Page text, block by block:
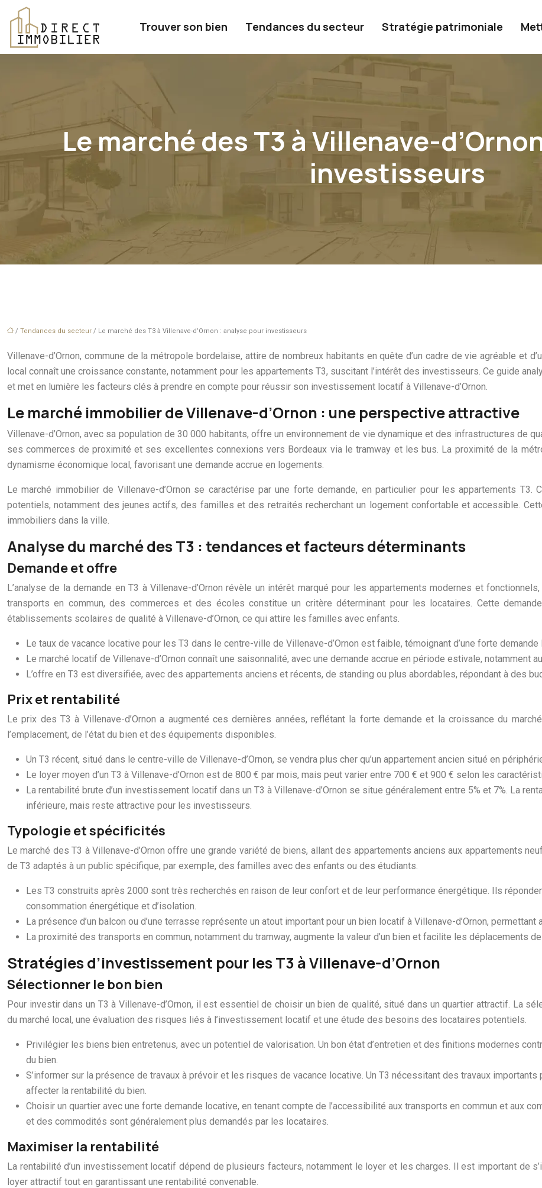
Trouver son bien Tendances du secteur Stratégie patrimoniale
Le marché des T3 à Villenave-
investisseurs
/ Tendances du secteur / Le marché des T3 à Villenave-d’Ornon : analyse pour investisseurs
Villenave-d’Ornon, commune de la métropole bordelaise, attire de nombreux habitants en quête d’un cadre de vie agréable et
local connaît une croissance constante, notamment pour les appartements T3, suscitant l’intérêt des investisseurs. Ce guide
et met en lumière les facteurs clés à prendre en compte pour réussir son investissement locatif à Villenave-d’Ornon.
Le marché immobilier de Villenave-d’Ornon : une perspective attractive
Villenave-d’Ornon, avec sa population de 30 000 habitants, offre un environnement de vie dynamique et des infrastructures de
ses commerces de proximité et ses excellentes connexions vers Bordeaux via le tramway et les bus. La proximité de la
dynamisme économique local, favorisant une demande accrue en logements.
Le marché immobilier de Villenave-d’Ornon se caractérise par une forte demande, en particulier pour les appartements
potentiels, notamment des jeunes actifs, des familles et des retraités recherchant un logement confortable et accessible.
immobiliers dans la ville.
Analyse du marché des T3 : tendances et facteurs déterminants
Demande et offre
L’analyse de la demande en T3 à Villenave-d’Ornon révèle un intérêt marqué pour les appartements modernes et
transports en commun, des commerces et des écoles constitue un critère déterminant pour les locataires. Cette
établissements scolaires de qualité à Villenave-d’Ornon, ce qui attire les familles avec enfants.
Le taux de vacance locative pour les T3 dans le centre-ville de Villenave-d’Ornon est faible, témoignant d’une forte demande
Le marché locatif de Villenave-d’Ornon connaît une saisonnalité, avec une demande accrue en période estivale, notamment
L’offre en T3 est diversifiée, avec des appartements anciens et récents, de standing ou plus abordables, répondant à des
Prix et rentabilité
Le prix des T3 à Villenave-d’Ornon a augmenté ces dernières années, reflétant la forte demande et la croissance du
l’emplacement, de l’état du bien et des équipements disponibles.
Un T3 récent, situé dans le centre-ville de Villenave-d’Ornon, se vendra plus cher qu’un appartement ancien situé en
Le loyer moyen d’un T3 à Villenave-d’Ornon est de 800 € par mois, mais peut varier entre 700 € et 900 € selon les
La rentabilité brute d’un investissement locatif dans un T3 à Villenave-d’Ornon se situe généralement entre 5% et 7%. La
inférieure, mais reste attractive pour les investisseurs.
Typologie et spécificités
Le marché des T3 à Villenave-d’Ornon offre une grande variété de biens, allant des appartements anciens aux appartements
de T3 adaptés à un public spécifique, par exemple, des familles avec des enfants ou des étudiants.
Les T3 construits après 2000 sont très recherchés en raison de leur confort et de leur performance énergétique. Ils
consommation énergétique et d’isolation.
La présence d’un balcon ou d’une terrasse représente un atout important pour un bien locatif à Villenave-d’Ornon,
La proximité des transports en commun, notamment du tramway, augmente la valeur d’un bien et facilite les déplacements
Stratégies d’investissement pour les T3 à Villenave-d’Ornon
Sélectionner le bon bien
Pour investir dans un T3 à Villenave-d’Ornon, il est essentiel de choisir un bien de qualité, situé dans un quartier attractif. La
du marché local, une évaluation des risques liés à l’investissement locatif et une étude des besoins des locataires potentiels.
Privilégier les biens bien entretenus, avec un potentiel de valorisation. Un bon état d’entretien et des finitions modernes
du bien.
S’informer sur la présence de travaux à prévoir et les risques de vacance locative. Un T3 nécessitant des travaux
affecter la rentabilité du bien.
Choisir un quartier avec une forte demande locative, en tenant compte de l’accessibilité aux transports en commun et aux
et des commodités sont généralement plus demandés par les locataires.
Maximiser la rentabilité
La rentabilité d’un investissement locatif dépend de plusieurs facteurs, notamment le loyer et les charges. Il est important de
loyer attractif tout en garantissant une rentabilité convenable.